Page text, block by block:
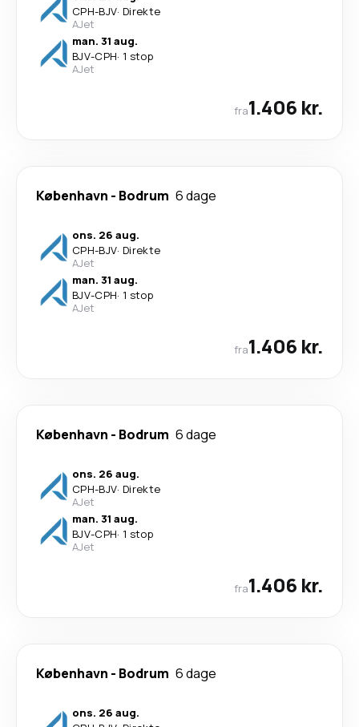
CPH-BJV· Direkte
AJet
man. 31 aug.
BJV-CPH· 1 stop
AJet
fra1.406 kr.
København - Bodrum 6 dage
ons. 26 aug.
CPH-BJV· Direkte
AJet
man. 31 aug.
BJV-CPH· 1 stop
AJet
fra1.406 kr.
København - Bodrum 6 dage
ons. 26 aug.
CPH-BJV· Direkte
AJet
man. 31 aug.
BJV-CPH· 1 stop
AJet
fra1.406 kr.
København - Bodrum 6 dage
ons. 26 aug.